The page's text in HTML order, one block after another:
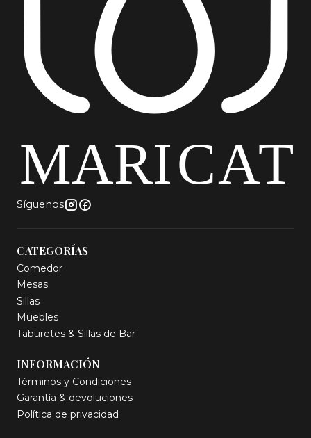
Síguenos
CATEGORÍAS
Comedor
Mesas
Sillas
Muebles
Taburetes & Sillas de Bar
INFORMACIÓN
Términos y Condiciones
Garantía & devoluciones
Política de privacidad